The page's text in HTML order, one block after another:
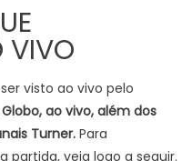
VIVO
visto ao vivo pelo
ao vivo, além dos
Turner.Para
veja logo a seguir.